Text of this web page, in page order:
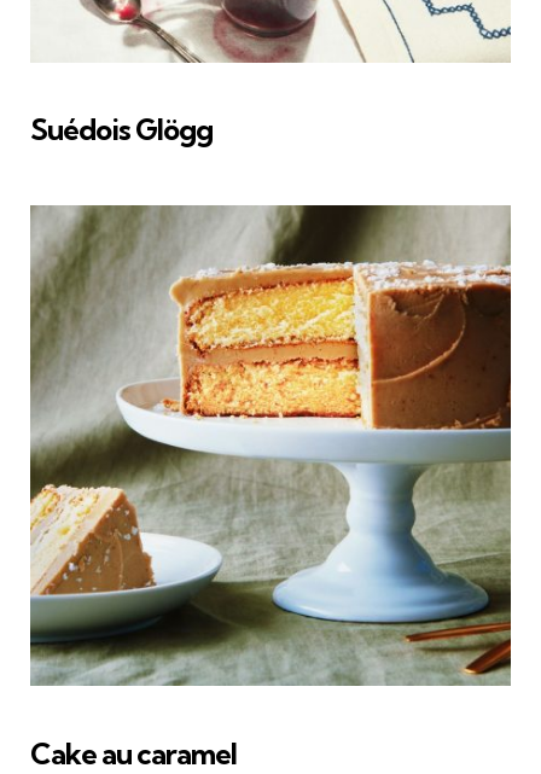
Suédois Glögg
Cake au caramel